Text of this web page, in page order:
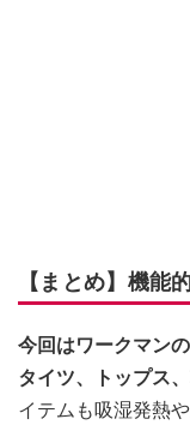
【まとめ】機能
今回はワークマン
タイツ、トップス
イテムも吸湿発熱